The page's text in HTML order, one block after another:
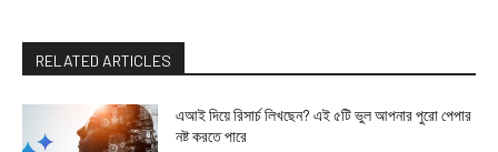
RELATED ARTICLES
এআই দিয়ে রিসার্চ লিখছেন? এই ৫টি ভুল আপনার পুরো পেপার
নষ্ট করতে পারে